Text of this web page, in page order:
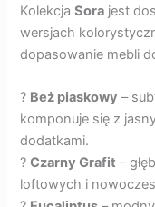
KolekcjaSora jest
wersjach
dopasowanie mebli
? Beż piaskowy –
komponuje się z
dodatkami.
?Czarny Grafit –
loftowych i